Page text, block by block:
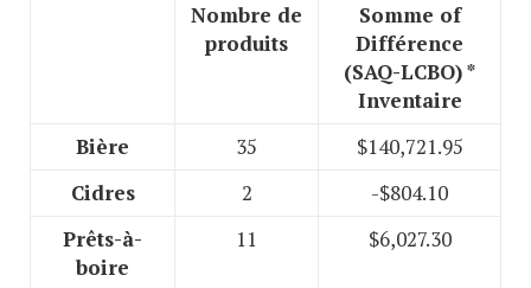
Nombre de
produits
Somme of
Différence
(SAQ-LCBO) *
Inventaire
Bière
35
$140,721.95
Cidres
2
-$804.10
Prêts-à-
boire
11 $6,027.30